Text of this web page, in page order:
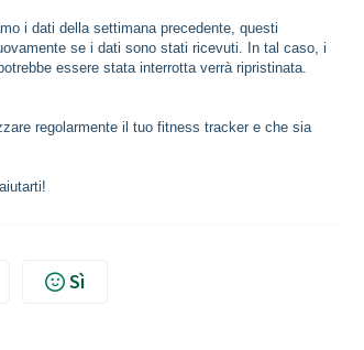
i dati della settimana precedente, questi
se i dati sono stati ricevuti. In tal caso, i
essere stata interrotta verrà ripristinata.
regolarmente il tuo fitness tracker e che sia
Sì